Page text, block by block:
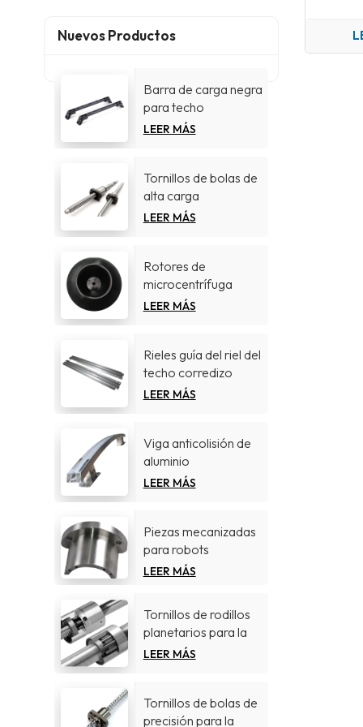
Nuevos Productos
Barra de carga negra
para techo
LEER MÁS
Tornillos de bolas de
alta carga
LEER MÁS
Rotores de
microcentrífuga
LEER MÁS
Rieles guía del riel del
techo corredizo
LEER MÁS
Viga anticolisión de
aluminio
LEER MÁS
Piezas mecanizadas
para robots
quirúrgicos
LEER MÁS
Tornillos de rodillos
planetarios para la
industria
LEER MÁS
Tornillos de bolas de
precisión para la